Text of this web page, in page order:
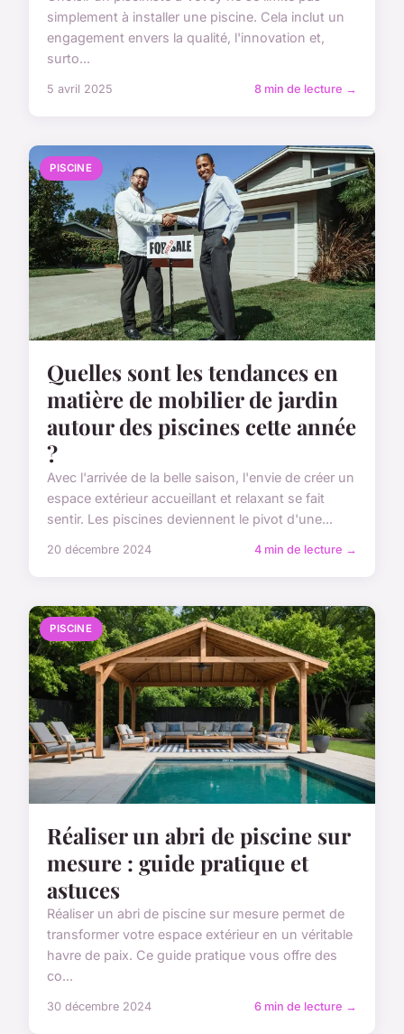
simplement à installer une piscine. Cela inclut un
engagement envers la qualité, l'innovation et,
surto...
5 avril 2025 8 min de lecture →
PISCINE
Quelles sont les tendances en
matière de mobilier de jardin
autour des piscines cette année
?
Avec l'arrivée de la belle saison, l'envie de créer un
espace extérieur accueillant et relaxant se fait
sentir. Les piscines deviennent le pivot d'une...
20 décembre 2024 4 min de lecture →
PISCINE
Réaliser un abri de piscine sur
mesure : guide pratique et
astuces
Réaliser un abri de piscine sur mesure permet de
transformer votre espace extérieur en un véritable
havre de paix. Ce guide pratique vous offre des
co...
30 décembre 2024 6 min de lecture →